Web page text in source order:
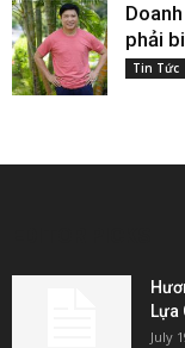
phải
Tin Tức
Lựa
July